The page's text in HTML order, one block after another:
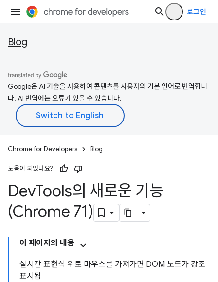
로그인
Blog
Google은 AI 기술을 사용하여 콘텐츠를 사용자의 기본 언어로 번역합니
다. AI 번역에는 오류가 있을 수 있습니다.
Chrome for Developers Blog
도움이 되었나요?
DevTools의 새로운 기능
(Chrome 71)
이 페이지의 내용
실시간 표현식 위로 마우스를 가져가면 DOM 노드가 강조
표시됨